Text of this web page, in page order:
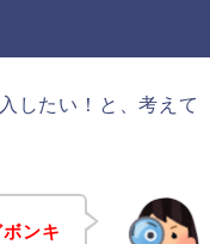
したい！と、考えて
ンキ